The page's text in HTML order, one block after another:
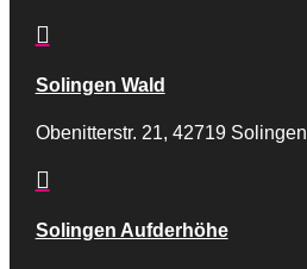

Solingen Wald
Obenitterstr. 21, 42719 Solingen

Solingen Aufderhöhe